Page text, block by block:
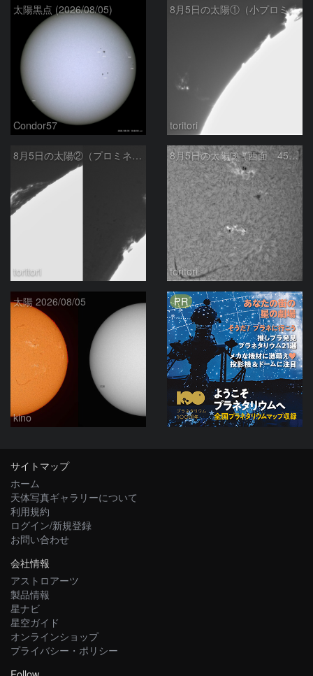
太陽黒点 (2026/08/05)
Condor57
8月5日の太陽①（小プロミネン噴出 ）
toritori
8月5日の太陽②（プロミネンス北東縁 ）
toritori
8月5日の太陽➂（西面 4502 C1.7フレア ）
toritori
太陽 2026/08/05
kino
PR
サイトマップ
ホーム
天体写真ギャラリーについて
利用規約
ログイン/新規登録
お問い合わせ
会社情報
アストロアーツ
製品情報
星ナビ
星空ガイド
オンラインショップ
プライバシー・ポリシー